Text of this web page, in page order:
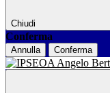
Chiudi
Conferma
Annulla Conferma